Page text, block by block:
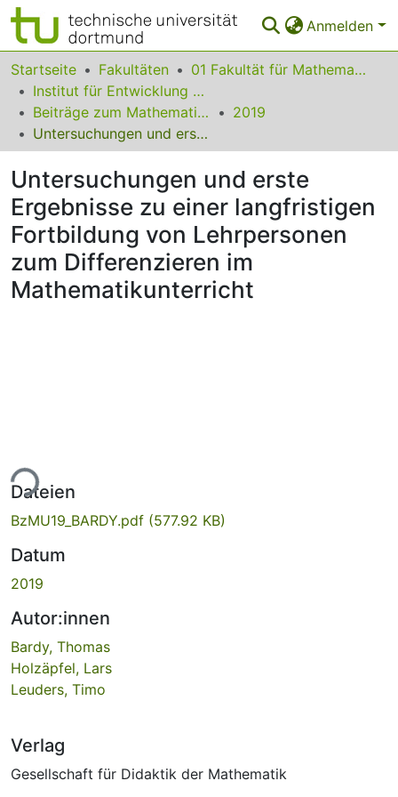
Anmelden
Bereiche & Sammlungen
Das gesamte Repositorium
Statistiken
FAQ
Leitlinien
Zurück zur Startseite
Startseite Fakultäten
01 Fakultät für Mathematik
Institut für Entwicklung und Erforschung des Mathematikunterrichts
Beiträge zum Mathematikunterricht
2019
Untersuchungen und erste Ergebnisse zu einer langfristigen Fortbildung von Lehrpersonen zum Differenzieren im Mathematikunterricht
Untersuchungen und erste
Ergebnisse zu einer langfristigen
Fortbildung von Lehrpersonen
zum Differenzieren im
Mathematikunterricht
Dateien
BzMU19_BARDY.pdf (577.92 KB)
Datum
2019
Autor:innen
Bardy, Thomas
Holzäpfel, Lars
Leuders, Timo
Verlag
Gesellschaft für Didaktik der Mathematik